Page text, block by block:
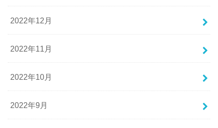
2022年12月
2022年11月
2022年10月
2022年9月